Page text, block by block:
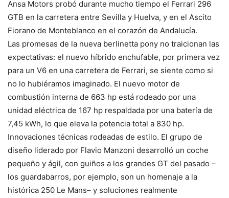
Ansa Motors probó durante mucho tiempo el Ferrari 296
GTB en la carretera entre Sevilla y Huelva, y en el Ascito
Fiorano de Monteblanco en el corazón de Andalucía.
Las promesas de la nueva berlinetta pony no traicionan las
expectativas: el nuevo híbrido enchufable, por primera vez
para un V6 en una carretera de Ferrari, se siente como si
no lo hubiéramos imaginado. El nuevo motor de
combustión interna de 663 hp está rodeado por una
unidad eléctrica de 167 hp respaldada por una batería de
7,45 kWh, lo que eleva la potencia total a 830 hp.
Innovaciones técnicas rodeadas de estilo. El grupo de
diseño liderado por Flavio Manzoni desarrolló un coche
pequeño y ágil, con guiños a los grandes GT del pasado –
los guardabarros, por ejemplo, son un homenaje a la
histórica 250 Le Mans– y soluciones realmente